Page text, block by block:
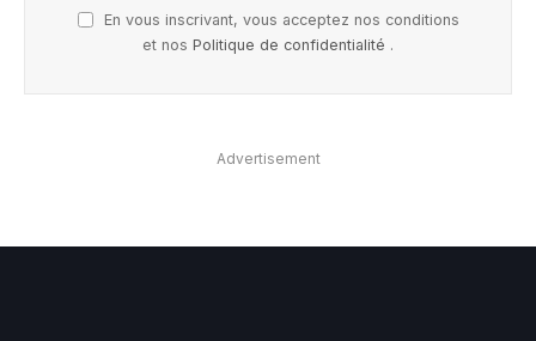
En vous inscrivant, vous acceptez nos conditions
et nos Politique de confidentialité .
Advertisement